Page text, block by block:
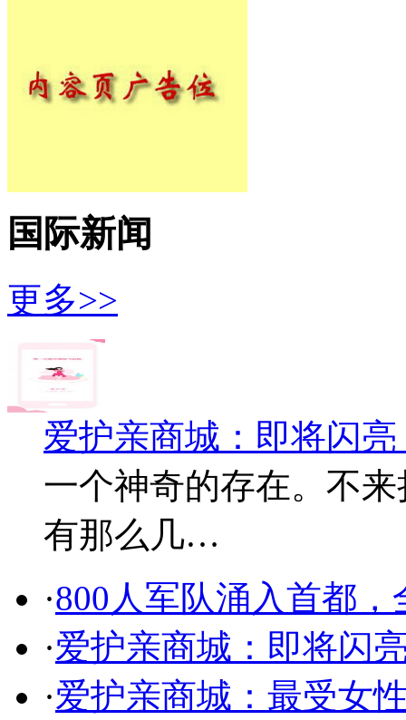
国际新闻
更多>>
爱护亲商城：即将闪亮
一个神奇的存在。不
有那么几…
·800人军队涌入首都
·爱护亲商城：即将闪
·爱护亲商城：最受女